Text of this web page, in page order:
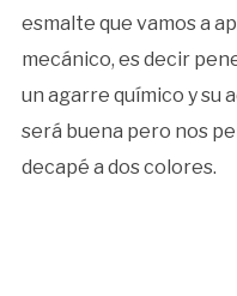
esmalte que vamos a
mecánico, es decir
un agarre químico y su
será buena pero nos
decapé a dos colores.